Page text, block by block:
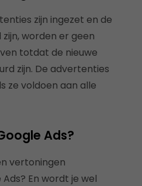
zijn ingezet en de
worden er geen
totdat de nieuwe
zijn. De advertenties
ze voldoen aan alle
Ads?
vertoningen
En wordt je wel